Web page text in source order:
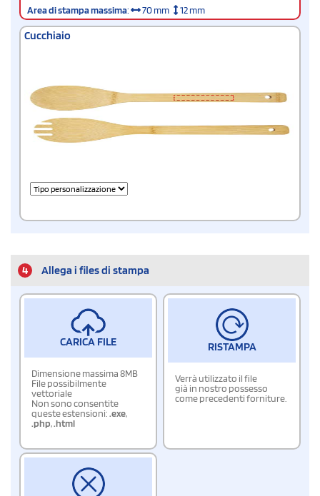
Area di stampa massima: 70 mm 12 mm
Cucchiaio
4 Allega i files di stampa
CARICA FILE
Dimensione massima 8MB
File possibilmente
vettoriale
Non sono consentite
queste estensioni:.exe,
.php,.html
RISTAMPA
Verrà utilizzato il file
già in nostro possesso
come precedenti forniture.